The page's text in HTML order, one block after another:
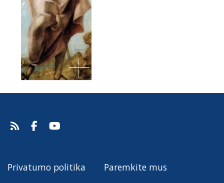
Privatumo politika Paremkite mus